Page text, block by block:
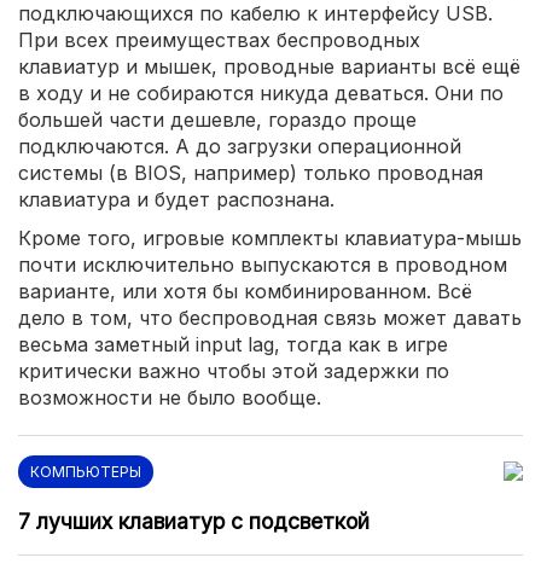
подключающихся по кабелю к интерфейсу USB.
При всех преимуществах беспроводных
клавиатур и мышек, проводные варианты всё ещё
в ходу и не собираются никуда деваться. Они по
большей части дешевле, гораздо проще
подключаются. А до загрузки операционной
системы (в BIOS, например) только проводная
клавиатура и будет распознана.
Кроме того, игровые комплекты клавиатура-мышь
почти исключительно выпускаются в проводном
варианте, или хотя бы комбинированном. Всё
дело в том, что беспроводная связь может давать
весьма заметный input lag, тогда как в игре
критически важно чтобы этой задержки по
возможности не было вообще.
КОМПЬЮТЕРЫ
7 лучших клавиатур с подсветкой